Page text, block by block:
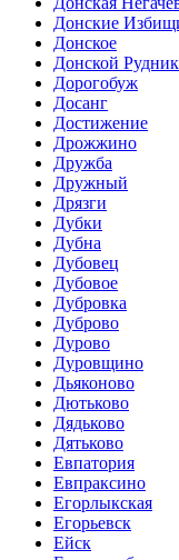
Донские
Донское
Донской Рудник
Дорогобуж
Досанг
Достижение
Дрожжино
Дружба
Дружный
Дрязги
Дубки
Дубна
Дубовец
Дубовое
Дубровка
Дуброво
Дурово
Дуровщино
Дьяконово
Дютьково
Дядьково
Дятьково
Евпатория
Евпраксино
Егорлыкская
Егорьевск
Ейск